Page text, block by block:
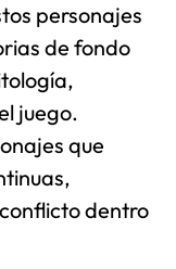
personajes
de fondo
juego.
que
dentro